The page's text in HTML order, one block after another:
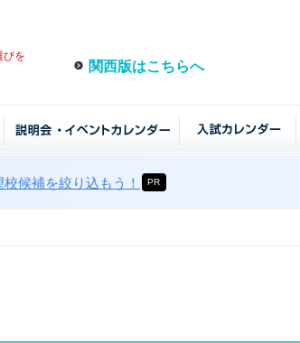
びを
関西版はこちらへ
候補を絞り込もう！ PR